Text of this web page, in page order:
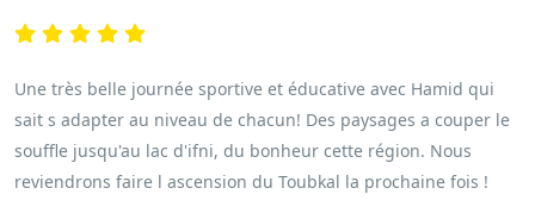
Une très belle journée sportive et éducative avec Hamid qui
sait s adapter au niveau de chacun! Des paysages a couper le
souffle jusqu'au lac d'ifni, du bonheur cette région. Nous
reviendrons faire l ascension du Toubkal la prochaine fois !